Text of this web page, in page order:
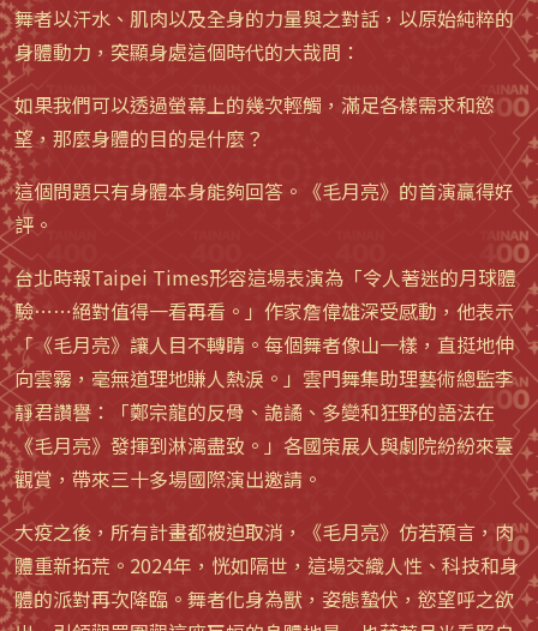
舞者以汗水、肌肉以及全身的力量與之對話，以原始純粹的
身體動力，突顯身處這個時代的大哉問：
如果我們可以透過螢幕上的幾次輕觸，滿足各樣需求和慾
望，那麼身體的目的是什麼？
這個問題只有身體本身能夠回答。《毛月亮》的首演贏得好
評。
台北時報Taipei Times形容這場表演為「令人著迷的月球體
驗⋯⋯絕對值得一看再看。」作家詹偉雄深受感動，他表示
「《毛月亮》讓人目不轉睛。每個舞者像山一樣，直挺地伸
向雲霧，毫無道理地賺人熱淚。」雲門舞集助理藝術總監李
靜君讚譽：「鄭宗龍的反骨、詭譎、多變和狂野的語法在
《毛月亮》發揮到淋漓盡致。」各國策展人與劇院紛紛來臺
觀賞，帶來三十多場國際演出邀請。
大疫之後，所有計畫都被迫取消，《毛月亮》仿若預言，肉
體重新拓荒。2024年，恍如隔世，這場交織人性、科技和身
體的派對再次降臨。舞者化身為獸，姿態蟄伏，慾望呼之欲